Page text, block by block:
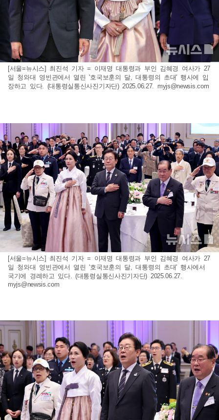
[서울=뉴시스] 최진석 기자 = 이재명 대통령과 부인 김혜경 여사가 27
일 청와대 영빈관에서 열린 '호국보훈의 달, 대통령의 초대' 행사에 입
장하고 있다. (대통령실통신사진기자단) 2025.06.27. myjs@newsis.com
[서울=뉴시스] 최진석 기자 = 이재명 대통령과 부인 김혜경 여사가 27
일 청와대 영빈관에서 열린 '호국보훈의 달, 대통령의 초대' 행사에서
국기에 경례하고 있다. (대통령실통신사진기자단) 2025.06.27.
myjs@newsis.com